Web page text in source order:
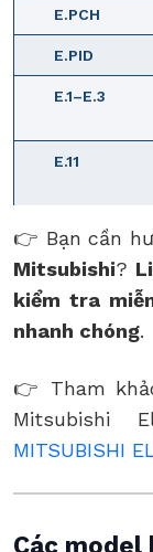
E.PCH
E.PID
E.1–E.3
E.11
👉 Bạn cần
Mitsubishi?
kiểm tra
nhanh chóng.
👉 Tham
Mitsubishi
MITSUBISHI
Các model